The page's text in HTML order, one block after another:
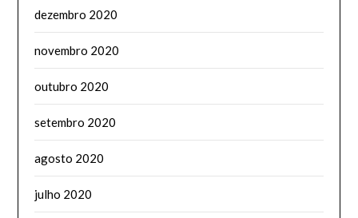
dezembro 2020
novembro 2020
outubro 2020
setembro 2020
agosto 2020
julho 2020